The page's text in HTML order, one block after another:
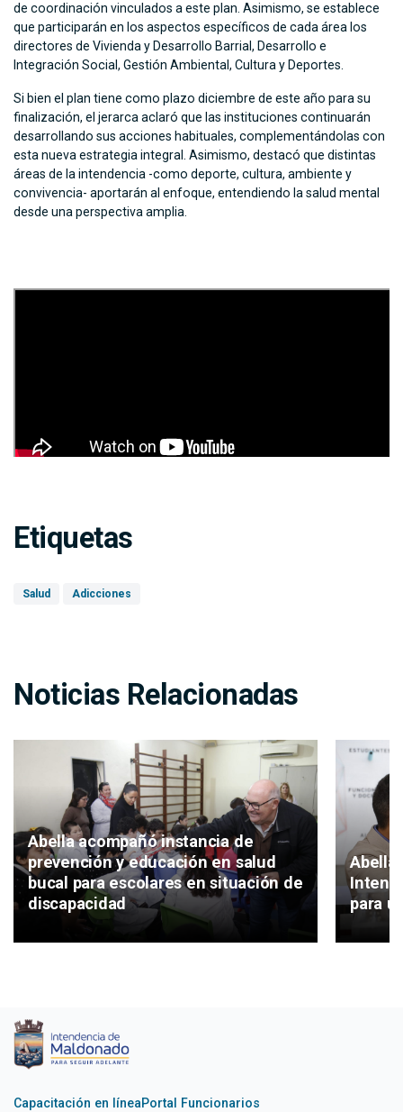
de coordinación vinculados a este plan. Asimismo, se establece
que participarán en los aspectos específicos de cada área los
directores de Vivienda y Desarrollo Barrial, Desarrollo e
Integración Social, Gestión Ambiental, Cultura y Deportes.
Si bien el plan tiene como plazo diciembre de este año para su
finalización, el jerarca aclaró que las instituciones continuarán
desarrollando sus acciones habituales, complementándolas con
esta nueva estrategia integral. Asimismo, destacó que distintas
áreas de la intendencia -como deporte, cultura, ambiente y
convivencia- aportarán al enfoque, entendiendo la salud mental
desde una perspectiva amplia.
Etiquetas
Salud Adicciones
Noticias Relacionadas
Abella acompañó instancia de
prevención y educación en salud
bucal para escolares en situación de
discapacidad
Abella
para
Capacitación en líneaPortal Funcionarios